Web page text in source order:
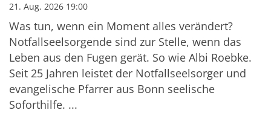
21. Aug. 2026 19:00
Was tun, wenn ein Moment alles verändert?
Notfallseelsorgende sind zur Stelle, wenn das
Leben aus den Fugen gerät. So wie Albi Roebke.
Seit 25 Jahren leistet der Notfallseelsorger und
evangelische Pfarrer aus Bonn seelische
Soforthilfe. ...